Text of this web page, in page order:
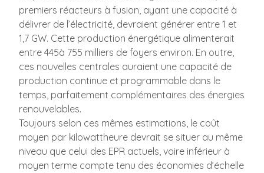
premiers réacteurs à fusion, ayant une capacité à
délivrer de l’électricité, devraient générer entre 1 et
1,7 GW. Cette production énergétique alimenterait
entre 445à 755 milliers de foyers environ. En outre,
ces nouvelles centrales auraient une capacité de
production continue et programmable dans le
temps, parfaitement complémentaires des énergies
renouvelables.
Toujours selon ces mêmes estimations, le coût
moyen par kilowattheure devrait se situer au même
niveau que celui des EPR actuels, voire inférieur à
moyen terme compte tenu des économies d’échelle